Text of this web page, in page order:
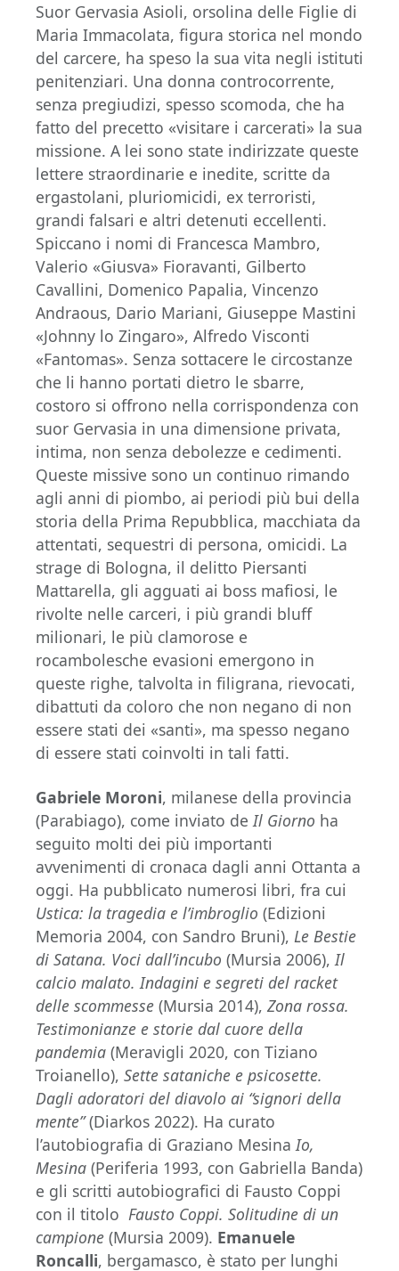
Suor Gervasia Asioli, orsolina delle Figlie di
Maria Immacolata, figura storica nel mondo
del carcere, ha speso la sua vita negli istituti
penitenziari. Una donna controcorrente,
senza pregiudizi, spesso scomoda, che ha
fatto del precetto «visitare i carcerati» la sua
missione. A lei sono state indirizzate queste
lettere straordinarie e inedite, scritte da
ergastolani, pluriomicidi, ex terroristi,
grandi falsari e altri detenuti eccellenti.
Spiccano i nomi di Francesca Mambro,
Valerio «Giusva» Fioravanti, Gilberto
Cavallini, Domenico Papalia, Vincenzo
Andraous, Dario Mariani, Giuseppe Mastini
«Johnny lo Zingaro», Alfredo Visconti
«Fantomas». Senza sottacere le circostanze
che li hanno portati dietro le sbarre,
costoro si offrono nella corrispondenza con
suor Gervasia in una dimensione privata,
intima, non senza debolezze e cedimenti.
Queste missive sono un continuo rimando
agli anni di piombo, ai periodi più bui della
storia della Prima Repubblica, macchiata da
attentati, sequestri di persona, omicidi. La
strage di Bologna, il delitto Piersanti
Mattarella, gli agguati ai boss mafiosi, le
rivolte nelle carceri, i più grandi bluff
milionari, le più clamorose e
rocambolesche evasioni emergono in
queste righe, talvolta in filigrana, rievocati,
dibattuti da coloro che non negano di non
essere stati dei «santi», ma spesso negano
di essere stati coinvolti in tali fatti.
Gabriele Moroni, milanese della provincia
(Parabiago), come inviato deIl Giorno ha
seguito molti dei più importanti
avvenimenti di cronaca dagli anni Ottanta a
oggi. Ha pubblicato numerosi libri, fra cui
Ustica: la tragedia e l’imbroglio (Edizioni
Memoria 2004, con Sandro Bruni), Le Bestie
di Satana. Voci dall’incubo (Mursia 2006),Il
calcio malato. Indagini e segreti del racket
delle scommesse (Mursia 2014), Zona rossa.
Testimonianze e storie dal cuore della
pandemia (Meravigli 2020, con Tiziano
Troianello), Sette sataniche e psicosette.
Dagli adoratori del diavolo ai “signori della
mente”(Diarkos 2022). Ha curato
l’autobiografia di Graziano MesinaIo,
Mesina (Periferia 1993, con Gabriella Banda)
e gli scritti autobiografici di Fausto Coppi
con il titolo Fausto Coppi. Solitudine di un
campione (Mursia 2009). Emanuele
Roncalli, bergamasco, è stato per lunghi